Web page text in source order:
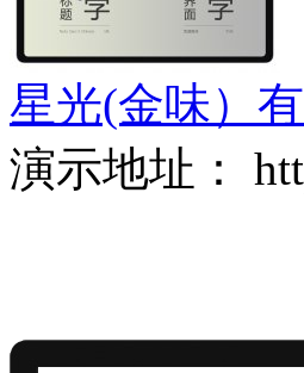
星光(金味）
演示地址：